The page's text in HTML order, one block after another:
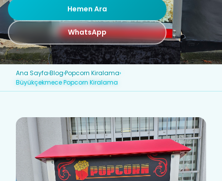
Hemen Ara
WhatsApp
Ana Sayfa›Blog›Popcorn Kiralama›
Büyükçekmece Popcorn Kiralama